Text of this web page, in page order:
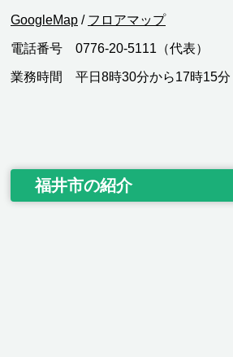
GoogleMap / フロアマップ
電話番号 0776-20-5111（代表）
業務時間 平日8時30分から17時15分
福井市の紹介